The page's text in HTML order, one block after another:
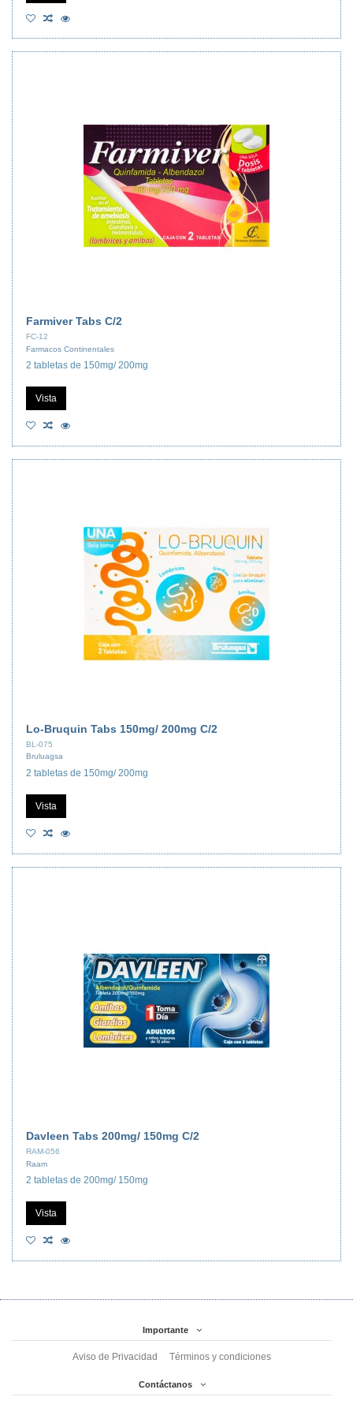
Farmiver Tabs C/2
FC-12
Farmacos Continentales
2 tabletas de 150mg/ 200mg
Vista
Lo-Bruquin Tabs 150mg/ 200mg C/2
BL-075
Bruluagsa
2 tabletas de 150mg/ 200mg
Vista
Davleen Tabs 200mg/ 150mg C/2
RAM-056
Raam
2 tabletas de 200mg/ 150mg
Vista
Importante
Aviso de Privacidad Términos y condiciones
Contáctanos